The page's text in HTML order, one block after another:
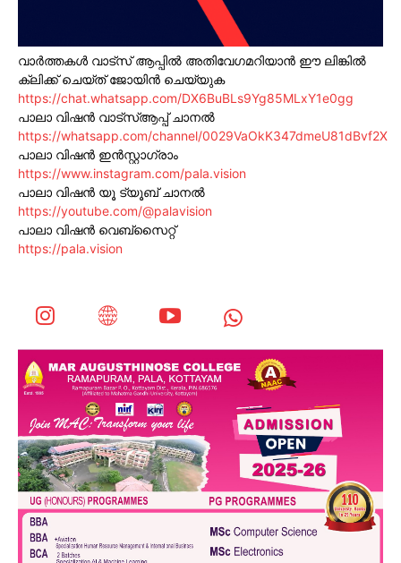
വാർത്തകൾ വാട്സ് ആപ്പിൽ അതിവേഗമറിയാൻ ഈ ലിങ്കിൽ
ക്ലിക്ക് ചെയ്ത് ജോയിൻ ചെയ്യുക
https://chat.whatsapp.com/DX6BuBLs9Yg85MLxY1e0gg
പാലാ വിഷൻ വാട്സ്ആപ്പ് ചാനൽ
https://whatsapp.com/channel/0029VaOkK347dmeU81dBvf2X
പാലാ വിഷൻ ഇൻസ്റ്റാഗ്രാം
https://www.instagram.com/pala.vision
പാലാ വിഷൻ യൂ ട്യൂബ് ചാനൽ
https://youtube.com/@palavision
പാലാ വിഷൻ വെബ്സൈറ്റ്
https://pala.vision